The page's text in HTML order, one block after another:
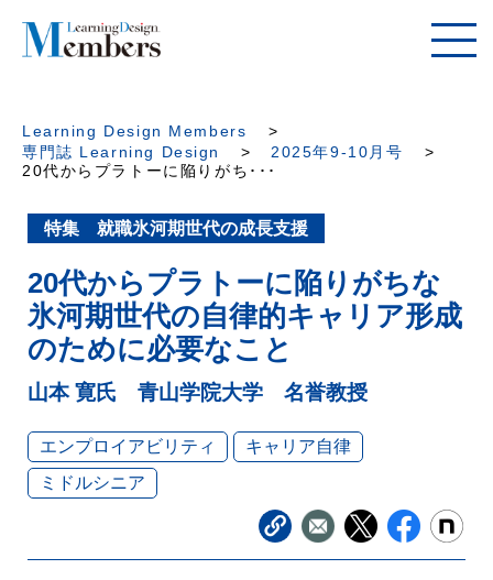
Learning Design Members
専門誌 Learning Design
2025年9-10月号
20代からプラトーに陥りがち･･･
特集 就職氷河期世代の成長支援
20代からプラトーに陥りがちな
氷河期世代の自律的キャリア形成
のために必要なこと
山本 寛氏 青山学院大学 名誉教授
エンプロイアビリティ
キャリア自律
ミドルシニア